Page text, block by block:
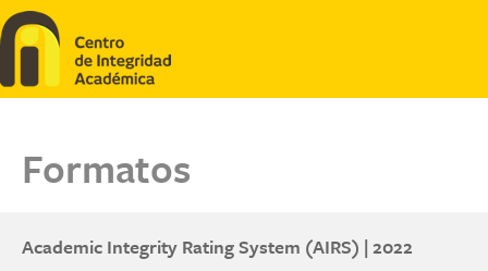
Pasar al contenido principal
Formatos
Academic Integrity Rating System (AIRS) | 2022